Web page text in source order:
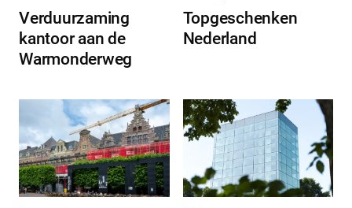
Verduurzaming
kantoor aan de
Warmonderweg
Topgeschenken
Nederland